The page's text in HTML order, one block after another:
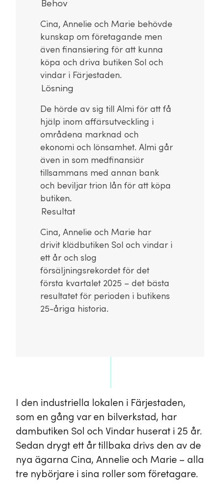
Behov
Cina, Annelie och Marie behövde
kunskap om företagande men
även finansiering för att kunna
köpa och driva butiken Sol och
vindar i Färjestaden.
Lösning
De hörde av sig till Almi för att få
hjälp inom affärsutveckling i
områdena marknad och
ekonomi och lönsamhet. Almi går
även in som medfinansiär
tillsammans med annan bank
och beviljar trion lån för att köpa
butiken.
Resultat
Cina, Annelie och Marie har
drivit klädbutiken Sol och vindar i
ett år och slog
försäljningsrekordet för det
första kvartalet 2025 – det bästa
resultatet för perioden i butikens
25-åriga historia.
I den industriella lokalen i Färjestaden,
som en gång var en bilverkstad, har
dambutiken Sol och Vindar huserat i 25 år.
Sedan drygt ett år tillbaka drivs den av de
nya ägarna Cina, Annelie och Marie – alla
tre nybörjare i sina roller som företagare.